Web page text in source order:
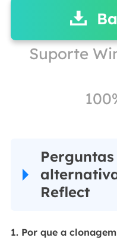
Suporte
Reflect
1. Por que a